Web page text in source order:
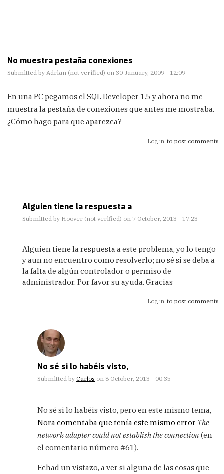
No muestra pestaña conexiones
Submitted by Adrian (not verified) on 30 January, 2009 - 12:09
En una PC pegamos el SQL Developer 1.5 y ahora no me
muestra la pestaña de conexiones que antes me mostraba.
¿Cómo hago para que aparezca?
Log in to post comments
Alguien tiene la respuesta a
Submitted by Hoover (not verified) on 7 October, 2013 - 17:23
reply
No
muestra
pestaña
verified)
Alguien tiene la respuesta a este problema, yo lo tengo
y aun no encuentro como resolverlo; no sé si se deba a
la falta de algún controlador o permiso de
administrador. Por favor su ayuda. Gracias
Log in to post comments
No sé si lo habéis visto,
Submitted by Carlos on 8 October, 2013 - 00:35
reply
Alguien
tiene
la
a
No sé si lo habéis visto, pero en este mismo tema,
Noracomentaba que tenía este mismo error The
network adapter could not establish the connection (en
el comentario número #61).
Echad un vistazo, a ver si alguna de las cosas que